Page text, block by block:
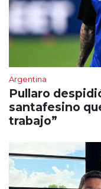
Argentina
Pullaro
santafesino
trabajo”